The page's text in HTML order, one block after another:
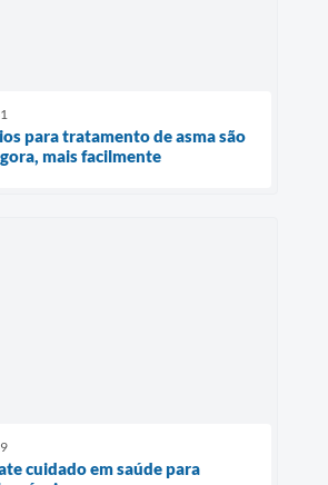
para tratamento de asma são
mais facilmente
cuidado em saúde para